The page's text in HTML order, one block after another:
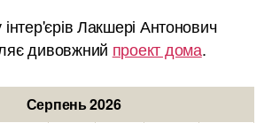
Лакшері Антонович
дивовжний проект дома.
Серпень 2026